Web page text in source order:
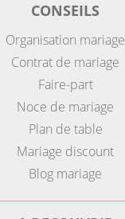
CONSEILS
Organisation mariage
Contrat de mariage
Faire-part
Noce de mariage
Plan de table
Mariage discount
Blog mariage